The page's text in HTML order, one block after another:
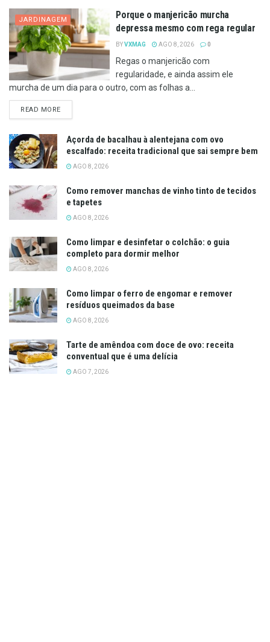
JARDINAGEM
Porque o manjericão murcha
depressa mesmo com rega regular
BYVXMAG AGO 8, 2026 0
Regas o manjericão com
regularidade, e ainda assim ele
murcha de um dia para o outro, com as folhas a...
READ MOREDETAILS
Açorda de bacalhau à alentejana com ovo
escalfado: receita tradicional que sai sempre bem
AGO 8, 2026
Como remover manchas de vinho tinto de tecidos
e tapetes
AGO 8, 2026
Como limpar e desinfetar o colchão: o guia
completo para dormir melhor
AGO 8, 2026
Como limpar o ferro de engomar e remover
resíduos queimados da base
AGO 8, 2026
Tarte de amêndoa com doce de ovo: receita
conventual que é uma delícia
AGO 7, 2026